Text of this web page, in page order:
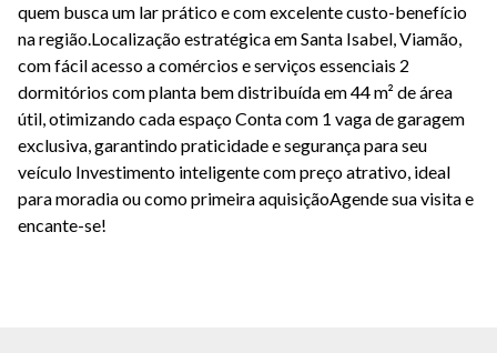
quem busca um lar prático e com excelente custo-benefício
na região.Localização estratégica em Santa Isabel, Viamão,
com fácil acesso a comércios e serviços essenciais 2
dormitórios com planta bem distribuída em 44 m² de área
útil, otimizando cada espaço Conta com 1 vaga de garagem
exclusiva, garantindo praticidade e segurança para seu
veículo Investimento inteligente com preço atrativo, ideal
para moradia ou como primeira aquisiçãoAgende sua visita e
encante-se!